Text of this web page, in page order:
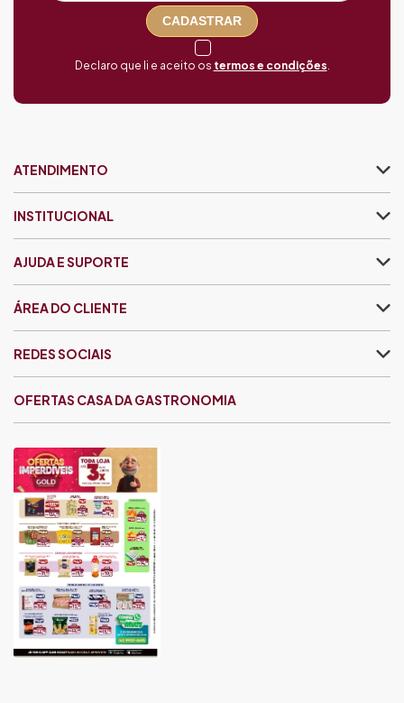
CADASTRAR
Declaro que li e aceito os termos e condições
ATENDIMENTO
INSTITUCIONAL
AJUDA E SUPORTE
ÁREA DO CLIENTE
OFERTAS CASA DA GASTRONOMIA
REDES SOCIAIS